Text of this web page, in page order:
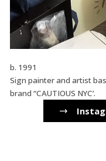
b. 1991
Sign painter and artist
brand “CAUTIOUS NYC’.
→